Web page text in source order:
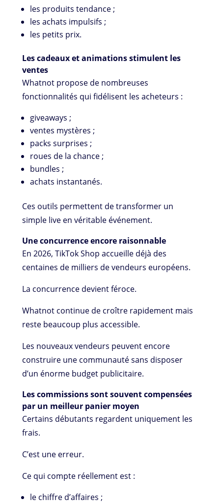
les produits tendance ;
les achats impulsifs ;
les petits prix.
Les cadeaux et animations stimulent les
ventes
Whatnot propose de nombreuses
fonctionnalités qui fidélisent les acheteurs :
giveaways ;
ventes mystères ;
packs surprises ;
roues de la chance ;
bundles ;
achats instantanés.
Ces outils permettent de transformer un
simple live en véritable événement.
Une concurrence encore raisonnable
En 2026, TikTok Shop accueille déjà des
centaines de milliers de vendeurs européens.
La concurrence devient féroce.
Whatnot continue de croître rapidement mais
reste beaucoup plus accessible.
Les nouveaux vendeurs peuvent encore
construire une communauté sans disposer
d’un énorme budget publicitaire.
Les commissions sont souvent compensées
par un meilleur panier moyen
Certains débutants regardent uniquement les
frais.
C’est une erreur.
Ce qui compte réellement est :
le chiffre d’affaires ;